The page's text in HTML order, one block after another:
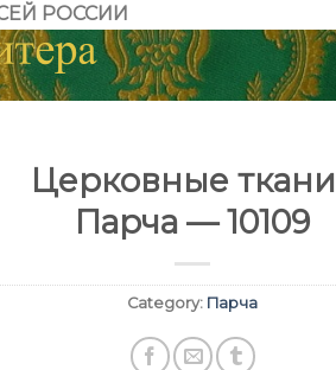
РОССИИ
Церковные ткани |
Парча — 10109
Category: Парча